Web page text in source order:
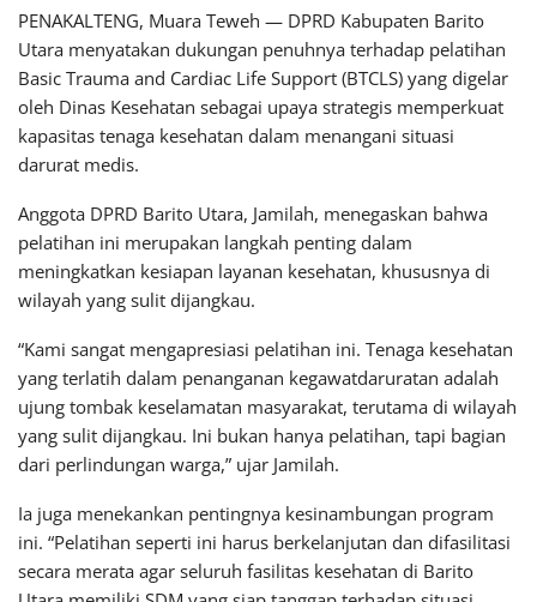
PENAKALTENG, Muara Teweh — DPRD Kabupaten Barito
Utara menyatakan dukungan penuhnya terhadap pelatihan
Basic Trauma and Cardiac Life Support (BTCLS) yang digelar
oleh Dinas Kesehatan sebagai upaya strategis memperkuat
kapasitas tenaga kesehatan dalam menangani situasi
darurat medis.
Anggota DPRD Barito Utara, Jamilah, menegaskan bahwa
pelatihan ini merupakan langkah penting dalam
meningkatkan kesiapan layanan kesehatan, khususnya di
wilayah yang sulit dijangkau.
“Kami sangat mengapresiasi pelatihan ini. Tenaga kesehatan
yang terlatih dalam penanganan kegawatdaruratan adalah
ujung tombak keselamatan masyarakat, terutama di wilayah
yang sulit dijangkau. Ini bukan hanya pelatihan, tapi bagian
dari perlindungan warga,” ujar Jamilah.
Ia juga menekankan pentingnya kesinambungan program
ini. “Pelatihan seperti ini harus berkelanjutan dan difasilitasi
secara merata agar seluruh fasilitas kesehatan di Barito